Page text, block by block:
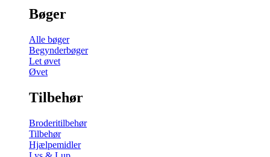
Bøger
Alle bøger
Begynderbøger
Let øvet
Øvet
Tilbehør
Broderitilbehør
Tilbehør
Hjælpemidler